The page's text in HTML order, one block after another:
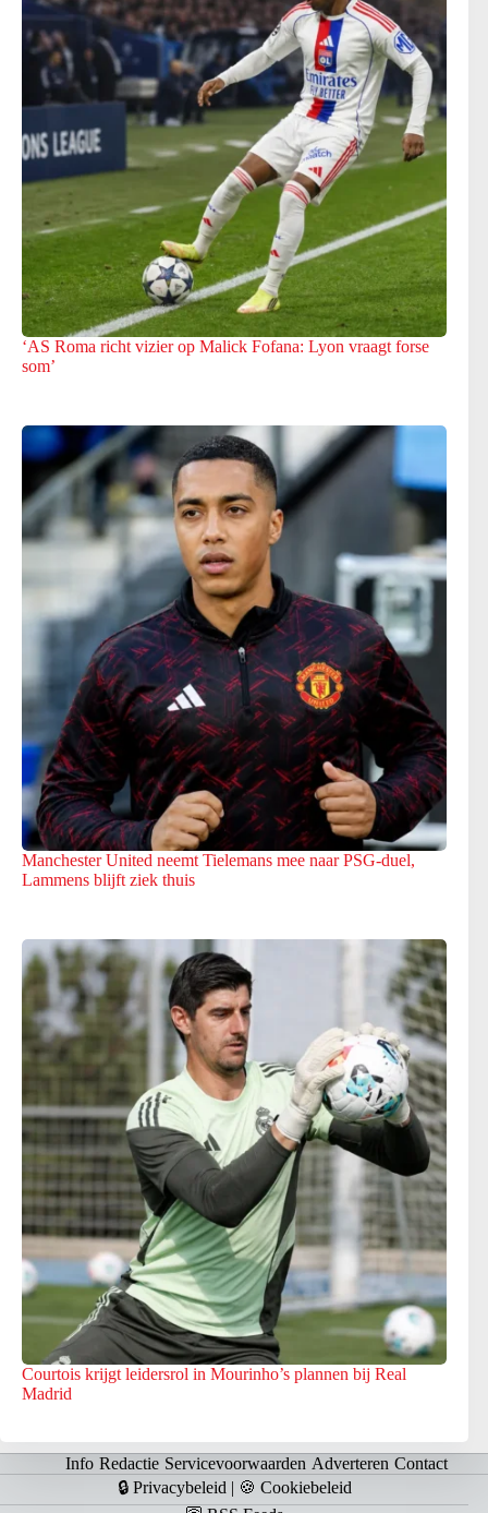
‘AS Roma richt vizier op Malick Fofana: Lyon vraagt forse
som’
Manchester United neemt Tielemans mee naar PSG-duel,
Lammens blijft ziek thuis
Courtois krijgt leidersrol in Mourinho’s plannen bij Real
Madrid
Info Redactie Servicevoorwaarden Adverteren Contact
🔒 Privacybeleid | 🍪 Cookiebeleid